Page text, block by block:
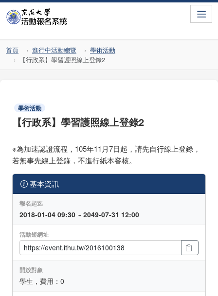
首頁 進行中活動總覽
學術活動
【行政系】學習護照線上登錄2
學術活動
【行政系】學習護照線上登錄2
※為加速認證流程，105年11月7日起，請先自行線上登錄，
若無事先線上登錄，不進行紙本審核。
基本資訊
報名起迄
2018-01-04 09:30 ~ 2049-07-31 12:00
活動短網址
開放對象
學生，費用：0